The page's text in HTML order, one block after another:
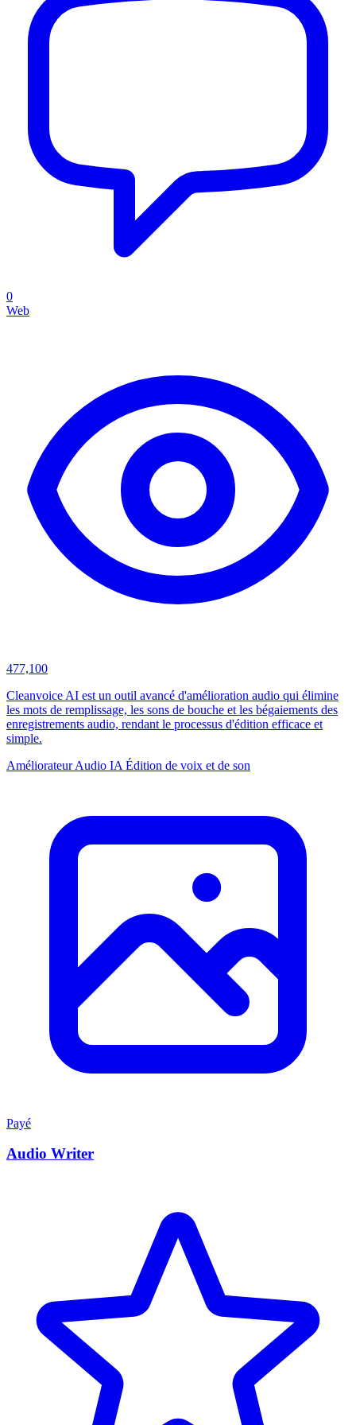
0
Web
477,100
Cleanvoice AI est un outil avancé d'amélioration audio qui élimine
les mots de remplissage, les sons de bouche et les bégaiements des
enregistrements audio, rendant le processus d'édition efficace et
simple.
Améliorateur Audio IA Édition de voix et de son
Payé
Audio Writer